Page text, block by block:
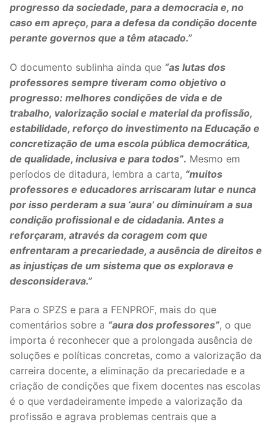
Área de Sócios
Revista Intervir
Contactos
progresso da sociedade, para a democracia e, no
caso em apreço, para a defesa da condição docente
perante governos que a têm atacado.”
O documento sublinha ainda que “as lutas dos
professores sempre tiveram como objetivo o
progresso: melhores condições de vida e de
trabalho, valorização social e material da profissão,
estabilidade, reforço do investimento na Educação e
concretização de uma escola pública democrática,
de qualidade, inclusiva e para todos”. Mesmo em
períodos de ditadura, lembra a carta, “muitos
professores e educadores arriscaram lutar e nunca
por isso perderam a sua ‘aura’ ou diminuíram a sua
condição profissional e de cidadania. Antes a
reforçaram, através da coragem com que
enfrentaram a precariedade, a ausência de direitos e
as injustiças de um sistema que os explorava e
desconsiderava.”
Para o SPZS e para a FENPROF, mais do que
comentários sobre a “aura dos professores”, o que
importa é reconhecer que a prolongada ausência de
soluções e políticas concretas, como a valorização da
carreira docente, a eliminação da precariedade e a
criação de condições que fixem docentes nas escolas
é o que verdadeiramente impede a valorização da
profissão e agrava problemas centrais que a